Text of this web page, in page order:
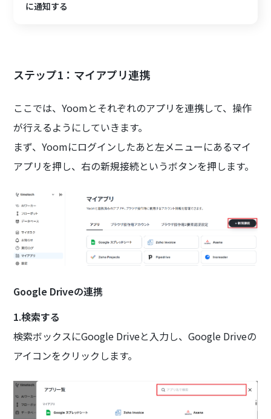
に通知する
ステップ1：マイアプリ連携
ここでは、Yoomとそれぞれのアプリを連携して、操作
が行えるようにしていきます。
まず、Yoomにログインしたあと左メニューにあるマイ
アプリを押し、右の新規接続というボタンを押します。
Google Driveの連携
1.検索する
検索ボックスにGoogle Driveと入力し、Google Driveの
アイコンをクリックします。